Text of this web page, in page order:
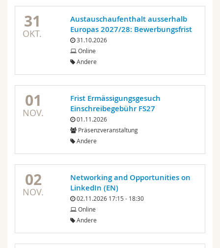
31
OKT.
Austauschaufenthalt ausserhalb
Europas 2027/28: Bewerbungsfrist
31.10.2026
Online
Andere
01
NOV.
Frist Ermässigungsgesuch
Einschreibegebühr FS27
01.11.2026
Präsenzveranstaltung
Andere
02
NOV.
Networking and Opportunities on
LinkedIn (EN)
02.11.2026 17:15 - 18:30
Online
Andere